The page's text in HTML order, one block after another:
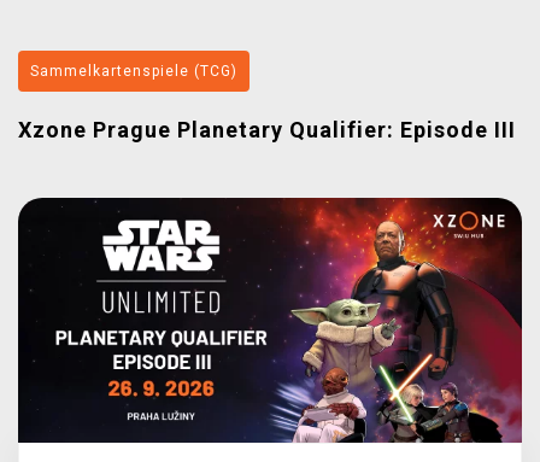
Sammelkartenspiele (TCG)
Xzone Prague Planetary Qualifier: Episode III